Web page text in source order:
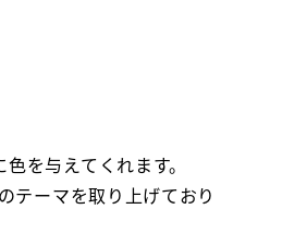
を与えてくれます。
テーマを取り上げており